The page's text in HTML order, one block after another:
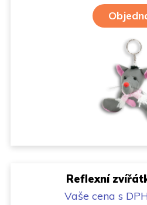
Reflexní
Vaše cena s